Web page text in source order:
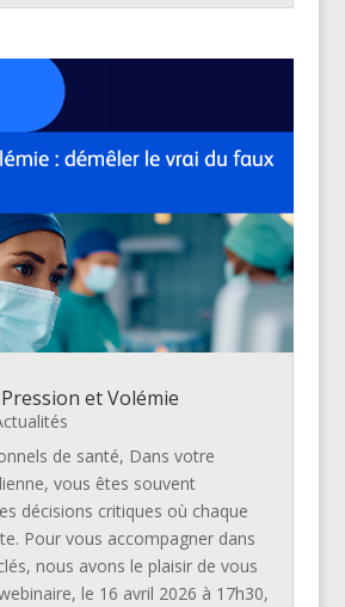
et Volémie
de santé, Dans votre
vous êtes souvent
décisions critiques où chaque
Pour vous accompagner dans
nous avons le plaisir de vous
le 16 avril 2026 à 17h30,